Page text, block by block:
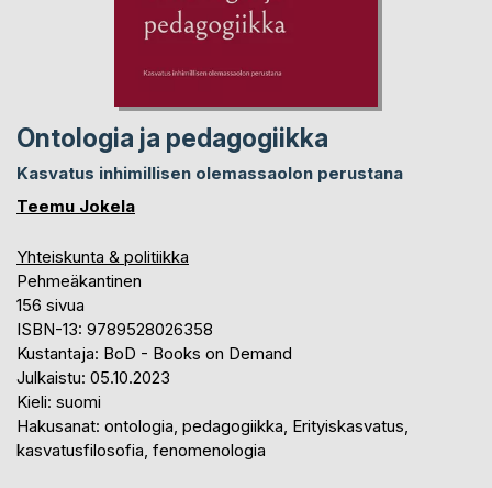
Ontologia ja pedagogiikka
Kasvatus inhimillisen olemassaolon perustana
Teemu Jokela
Yhteiskunta & politiikka
Pehmeäkantinen
156 sivua
ISBN-13: 9789528026358
Kustantaja: BoD - Books on Demand
Julkaistu: 05.10.2023
Kieli: suomi
Hakusanat: ontologia, pedagogiikka, Erityiskasvatus,
kasvatusfilosofia, fenomenologia